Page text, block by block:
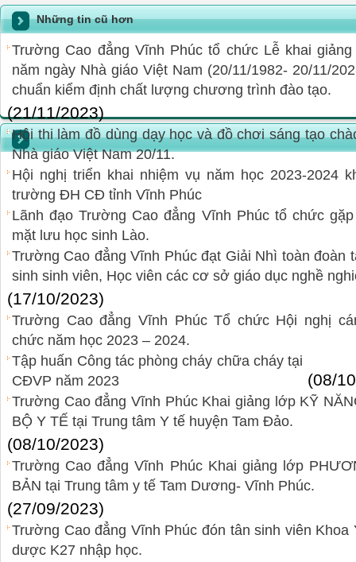
Những tin cũ hơn
Trường Cao đẳng Vĩnh Phúc tổ chức Lễ khai
năm ngày Nhà giáo Việt Nam (20/11/1982- 20/11/
chuẩn kiểm định chất lượng chương trình đào tạo.
(21/11/2023)
Hội thi làm đồ dùng dạy học và đồ chơi sáng tạo
Nhà giáo Việt Nam 20/11.
Hội nghị triển khai nhiệm vụ năm học 2023-2024
trường ĐH CĐ tỉnh Vĩnh Phúc
Lãnh đạo Trường Cao đẳng Vĩnh Phúc tổ chức gặp
mặt lưu học sinh Lào.
Trường Cao đẳng Vĩnh Phúc đạt Giải Nhì toàn đoàn
sinh sinh viên, Học viên các cơ sở giáo dục nghề
(17/10/2023)
Trường Cao đẳng Vĩnh Phúc Tổ chức Hội nghị
chức năm học 2023 – 2024.
Tập huấn Công tác phòng cháy chữa cháy tại
CĐVP năm 2023
(08/
Trường Cao đẳng Vĩnh Phúc Khai giảng lớp KỸ
BỘ Y TẾ tại Trung tâm Y tế huyện Tam Đảo.
(08/10/2023)
Trường Cao đẳng Vĩnh Phúc Khai giảng lớp
BẢN tại Trung tâm y tế Tam Dương- Vĩnh Phúc.
(27/09/2023)
Trường Cao đẳng Vĩnh Phúc đón tân sinh viên Khoa
dược K27 nhập học.